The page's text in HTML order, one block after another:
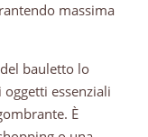
massima
bauletto lo
essenziali
È